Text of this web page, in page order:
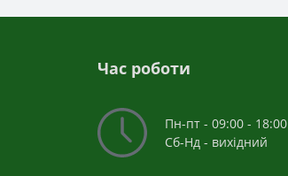
Час роботи
Пн-пт - 09:00 - 18:00
Сб-Нд - вихідний